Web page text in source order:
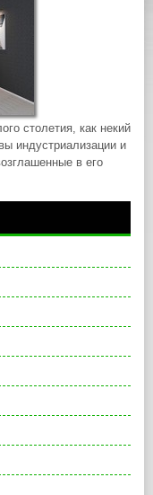
столетия, как некий
индустриализации и
в его